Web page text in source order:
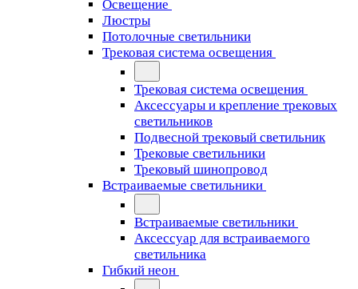
Освещение
Люстры
Потолочные светильники
Трековая система освещения
Трековая система освещения
Аксессуары и крепление трековых
светильников
Подвесной трековый светильник
Трековые светильники
Трековый шинопровод
Встраиваемые светильники
Встраиваемые светильники
Аксессуар для встраиваемого
светильника
Гибкий неон